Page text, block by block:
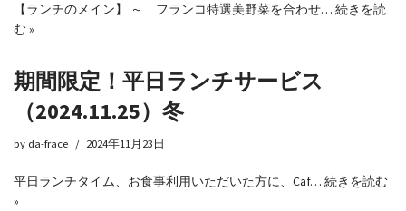
【ランチのメイン】 ～ フランコ特選美野菜を合わせ… 続きを読
む »
期間限定！平日ランチサービス
（2024.11.25）冬
by da-frace 2024年11月23日
平日ランチタイム、お食事利用いただいた方に、Caf… 続きを読む
»